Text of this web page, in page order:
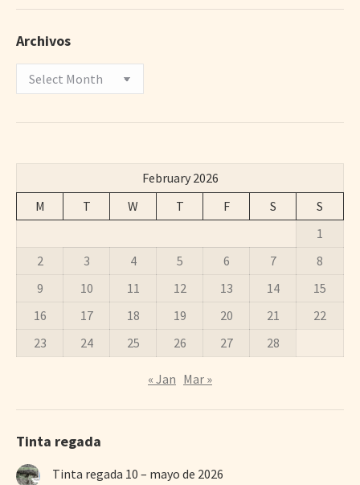
Archivos
Archivos
February 2026
M
T W T F S
S
1
2
3 4 5 6 7
8
9
10 11 12 13 14
15
16
17 18 19 20 21
22
23
24 25 26 27 28
« Jan Mar »
Tinta regada
Tinta regada 10 – mayo de 2026